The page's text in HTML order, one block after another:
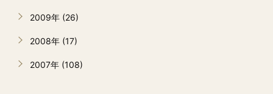
2009年 (26)
2008年 (17)
2007年 (108)